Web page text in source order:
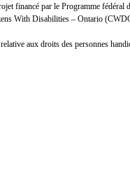
financé par le Programme
With Disabilities – Ontario
aux droits des personnes